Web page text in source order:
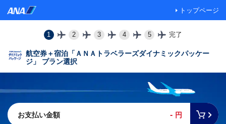
トップページ
1 2 3 4 5 完了
航空券＋宿泊「ＡＮＡトラベラーズダイナミックパッケー
ジ」 プラン選択
お支払い金額 - 円